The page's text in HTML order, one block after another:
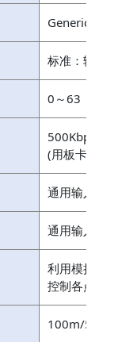
Generic
标准：输入
0～63
500Kbps、
(用板卡上的
通用输入96
通用输入16
利用模拟串
控制各点
100m/